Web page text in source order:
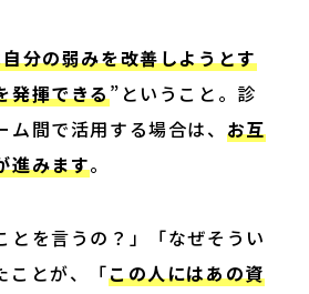
分の弱みを改善しようとす
発揮できる”ということ。診
間で活用する場合は、 お互
進みます。
を言うの？」「なぜそうい
ことが、「この人にはあの資